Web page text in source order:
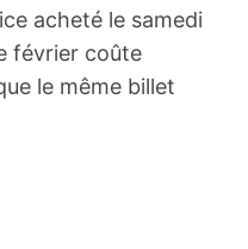
acheté le samedi
février coûte
le même billet